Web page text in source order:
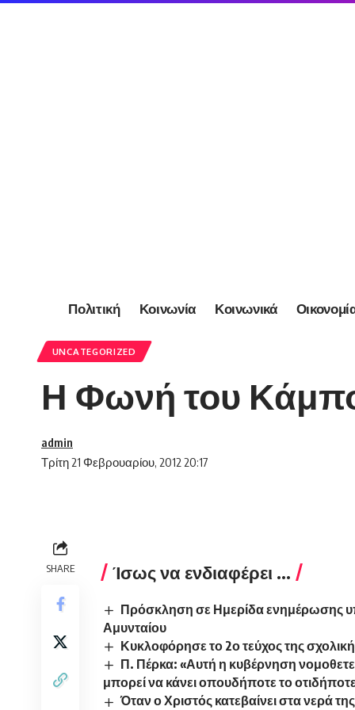
Πολιτική Κοινωνία Κοινωνικά
UNCATEGORIZED
Η Φωνή του
Τρίτη 21 Φεβρουαρίου, 2012 20:17
admin
SHARE Ίσως να ενδιαφέρει ...
Πρόσκληση σε Ημερίδα ενημέρωσης
Αμυνταίου
Κυκλοφόρησε το 2ο τεύχος της
Π. Πέρκα: «Αυτή η κυβέρνηση
μπορεί να κάνει οπουδήποτε το
Όταν ο Χριστός κατεβαίνει στα νερά